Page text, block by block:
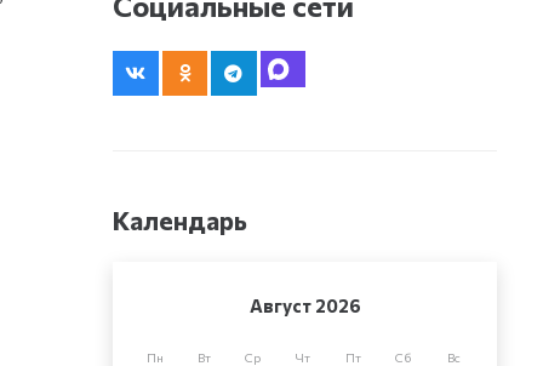
Календарь
Август 2026
Пн Вт Ср Чт Пт Сб Вс